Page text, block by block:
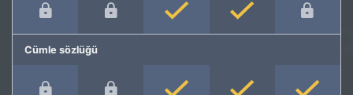
Cümle sözlüğü